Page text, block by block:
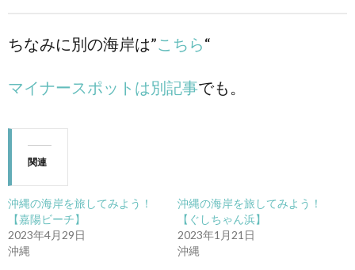
ちなみに別の海岸は”こちら“
マイナースポットは別記事でも。
関連
沖縄の海岸を旅してみよう！
【嘉陽ビーチ】
2023年4月29日
沖縄
沖縄の海岸を旅してみよう！
【ぐしちゃん浜】
2023年1月21日
沖縄